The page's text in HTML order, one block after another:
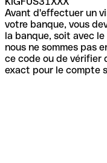
Avant d'effectuer un
votre banque, vous
la banque, soit avec
nous ne sommes pas
ce code ou de vérifier
exact pour le compte